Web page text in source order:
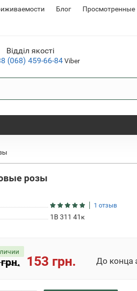
Блог Просмотренные
Відділ якості
(068) 459-66-84Viber
розы
1 отзыв
1В 311 41к
153 грн. 05 49